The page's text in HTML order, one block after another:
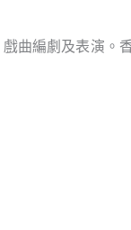
曲編劇及表演。